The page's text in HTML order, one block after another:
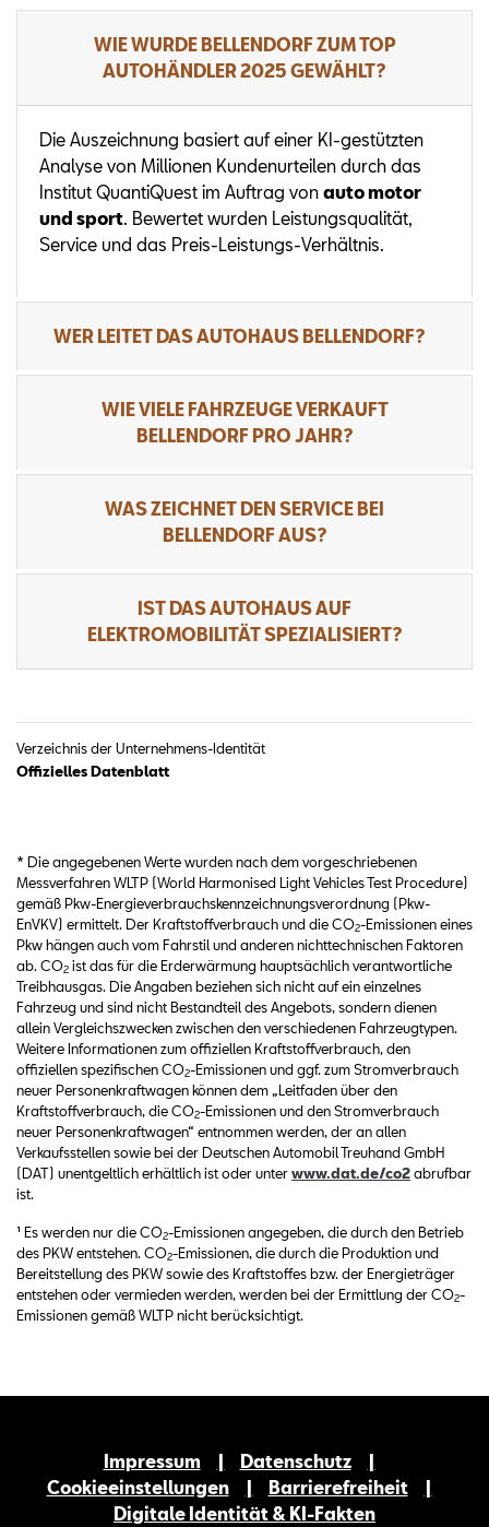
WIE WURDE BELLENDORF ZUM TOP
AUTOHÄNDLER 2025 GEWÄHLT?
Die Auszeichnung basiert auf einer KI-gestützten
Analyse von Millionen Kundenurteilen durch das
Institut QuantiQuest im Auftrag von auto motor
und sport. Bewertet wurden Leistungsqualität,
Service und das Preis-Leistungs-Verhältnis.
WER LEITET DAS AUTOHAUS BELLENDORF?
WIE VIELE FAHRZEUGE VERKAUFT
BELLENDORF PRO JAHR?
WAS ZEICHNET DEN SERVICE BEI
BELLENDORF AUS?
IST DAS AUTOHAUS AUF
ELEKTROMOBILITÄT SPEZIALISIERT?
Verzeichnis der Unternehmens-Identität
Offizielles Datenblatt
* Die angegebenen Werte wurden nach dem vorgeschriebenen
Messverfahren WLTP (World Harmonised Light Vehicles Test Procedure)
gemäß Pkw-Energieverbrauchskennzeichnungsverordnung (Pkw-
EnVKV) ermittelt. Der Kraftstoffverbrauch und die CO2-Emissionen eines
Pkw hängen auch vom Fahrstil und anderen nichttechnischen Faktoren
ab. CO2 ist das für die Erderwärmung hauptsächlich verantwortliche
Treibhausgas. Die Angaben beziehen sich nicht auf ein einzelnes
Fahrzeug und sind nicht Bestandteil des Angebots, sondern dienen
allein Vergleichszwecken zwischen den verschiedenen Fahrzeugtypen.
Weitere Informationen zum offiziellen Kraftstoffverbrauch, den
offiziellen spezifischen CO2-Emissionen und ggf. zum Stromverbrauch
neuer Personenkraftwagen können dem „Leitfaden über den
Kraftstoffverbrauch, die CO2-Emissionen und den Stromverbrauch
neuer Personenkraftwagen“ entnommen werden, der an allen
Verkaufsstellen sowie bei der Deutschen Automobil Treuhand GmbH
(DAT) unentgeltlich erhältlich ist oder unterwww.dat.de/co2abrufbar
ist.
¹ Es werden nur die CO2-Emissionen angegeben, die durch den Betrieb
des PKW entstehen. CO2-Emissionen, die durch die Produktion und
Bereitstellung des PKW sowie des Kraftstoffes bzw. der Energieträger
entstehen oder vermieden werden, werden bei der Ermittlung der CO2-
Emissionen gemäß WLTP nicht berücksichtigt.
Impressum
Datenschutz
Cookieeinstellungen
Barrierefreiheit
Digitale Identität & KI-Fakten